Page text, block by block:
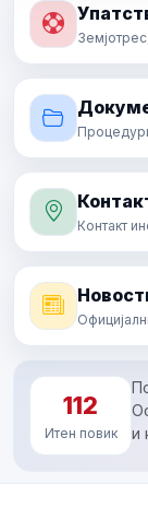
Контакт
112
Итен повик
и